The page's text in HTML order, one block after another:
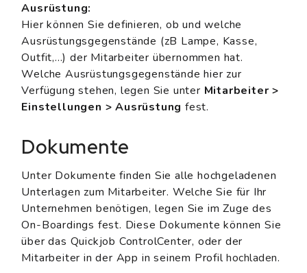
Ausrüstung:
Hier können Sie definieren, ob und welche
Ausrüstungsgegenstände (zB Lampe, Kasse,
Outfit,...) der Mitarbeiter übernommen hat.
Welche Ausrüstungsgegenstände hier zur
Verfügung stehen, legen Sie unter Mitarbeiter >
Einstellungen > Ausrüstung fest.
Dokumente
Unter Dokumente finden Sie alle hochgeladenen
Unterlagen zum Mitarbeiter. Welche Sie für Ihr
Unternehmen benötigen, legen Sie im Zuge des
On-Boardings fest. Diese Dokumente können Sie
über das Quickjob ControlCenter, oder der
Mitarbeiter in der App in seinem Profilhochladen.